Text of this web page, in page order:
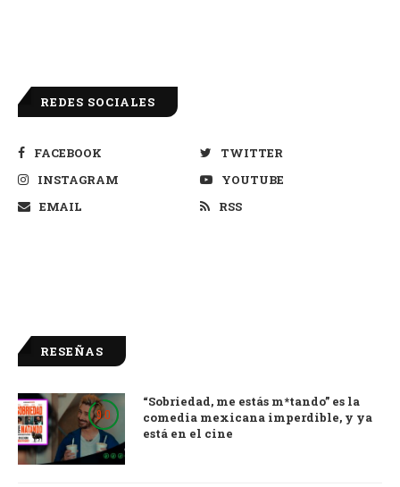
REDES SOCIALES
FACEBOOK
TWITTER
INSTAGRAM
YOUTUBE
EMAIL
RSS
RESEÑAS
9.0
“Sobriedad, me estás m*tando” es la
comedia mexicana imperdible, y ya
está en el cine